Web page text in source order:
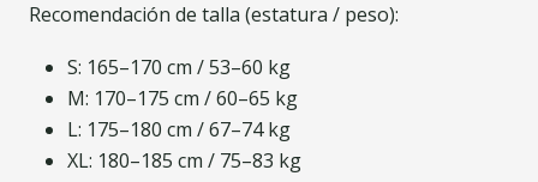
Recomendación de talla (estatura / peso):
S: 165–170 cm / 53–60 kg
M: 170–175 cm / 60–65 kg
L: 175–180 cm / 67–74 kg
XL: 180–185 cm / 75–83 kg